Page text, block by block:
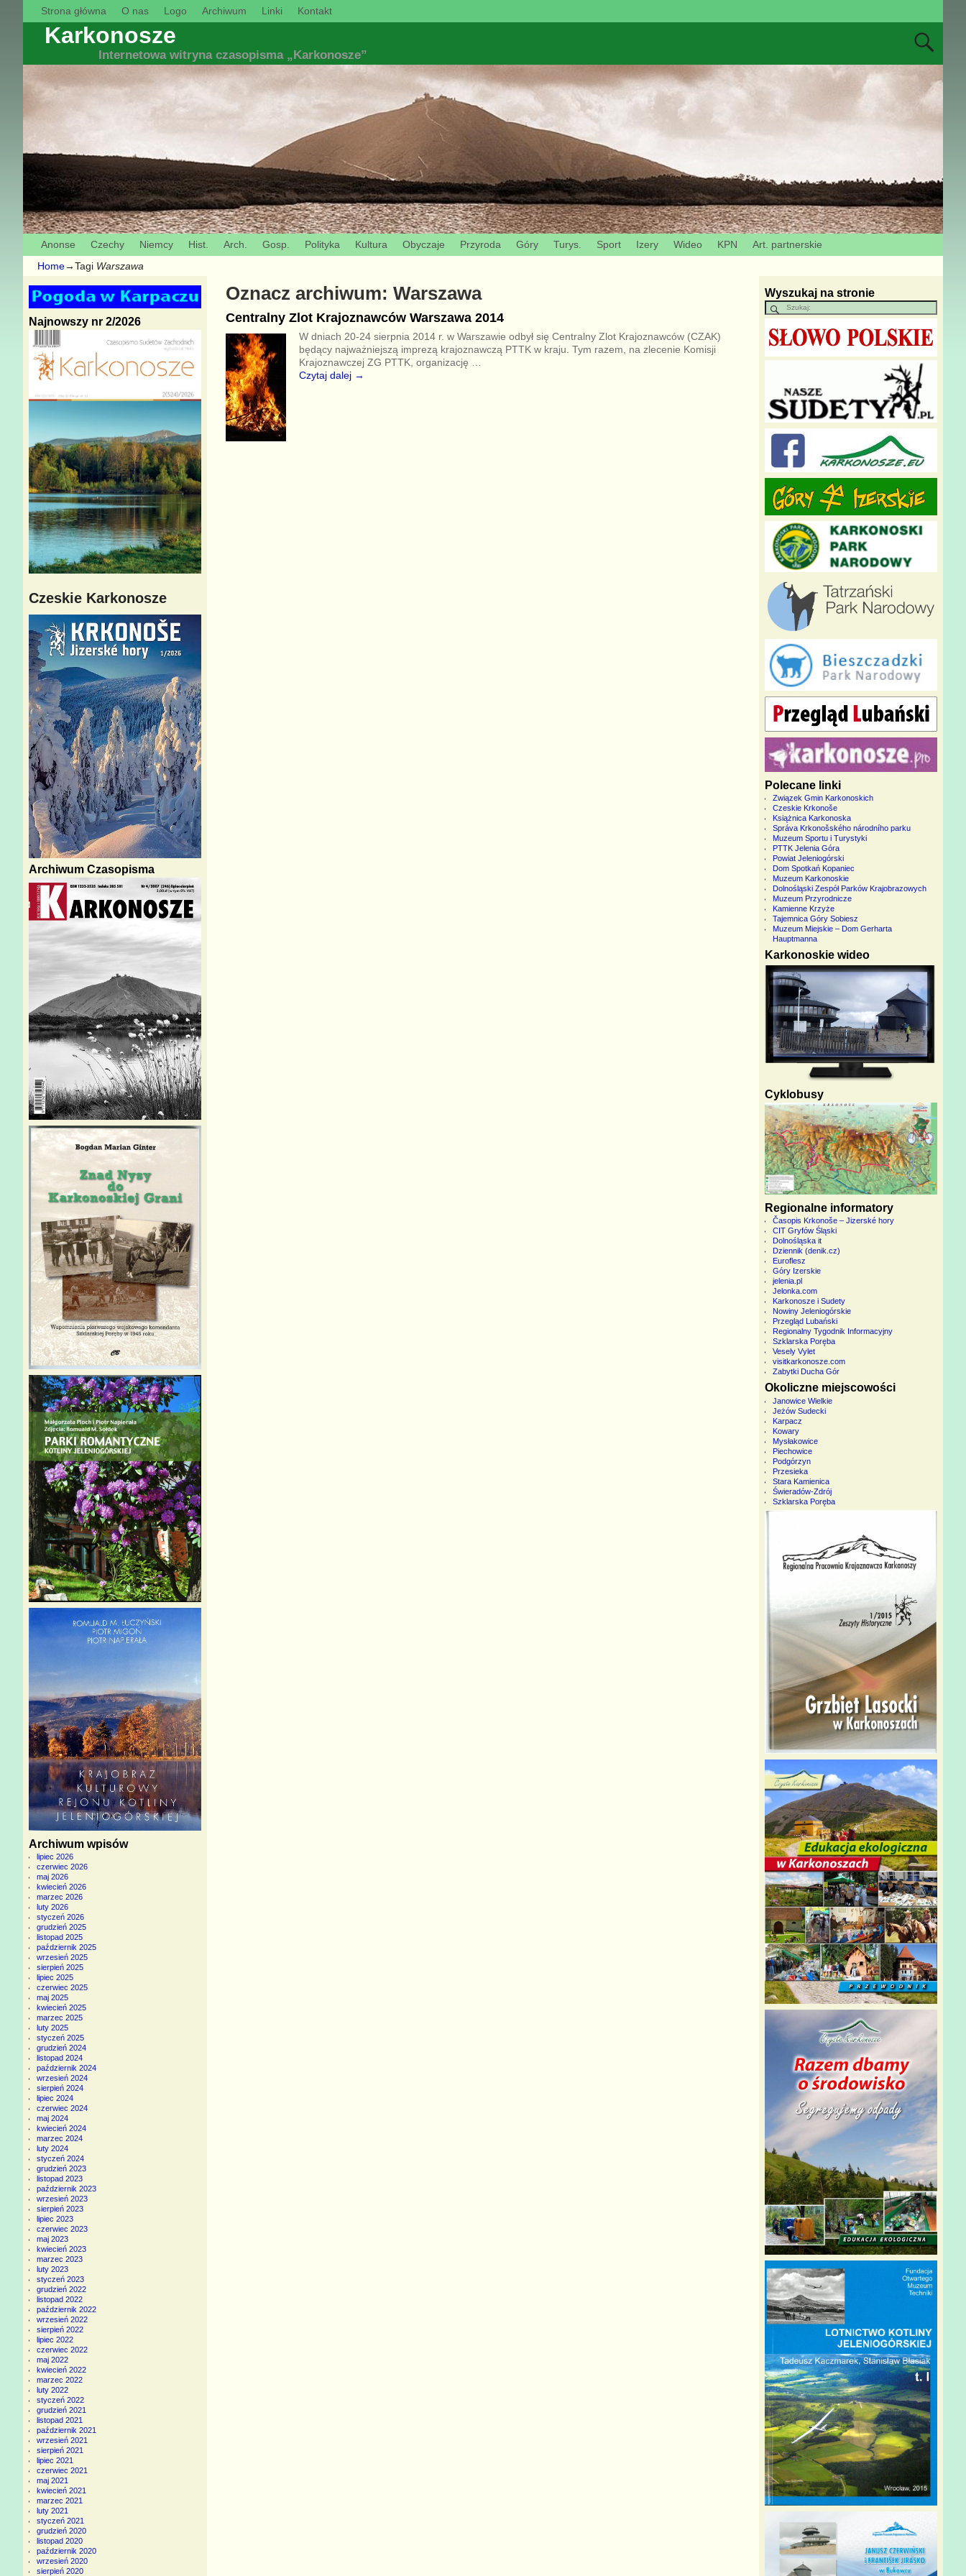
Strona główna O nas Logo Archiwum Linki Kontakt
Karkonosze
Internetowa witryna czasopisma „Karkonosze”
Anonse Czechy Niemcy Hist. Arch. Gosp. Polityka Kultura Obyczaje Przyroda Góry Turys. Sport Izery Wideo KPN
Art. partnerskie
Home→Tagi Warszawa
Oznacz archiwum: Warszawa
Centralny Zlot Krajoznawców Warszawa 2014
W dniach 20-24 sierpnia 2014 r. w Warszawie odbył się Centralny Zlot Krajoznawców (CZAK)
będący najważniejszą imprezą krajoznawczą PTTK w kraju. Tym razem, na zlecenie Komisji
Krajoznawczej ZG PTTK, organizację
Czytaj dalej →
Najnowszy nr 2/2026
Czeskie Karkonosze
Archiwum Czasopisma
Archiwum wpisów
lipiec 2026
czerwiec 2026
maj 2026
kwiecień 2026
marzec 2026
luty 2026
styczeń 2026
grudzień 2025
listopad 2025
październik 2025
wrzesień 2025
sierpień 2025
lipiec 2025
czerwiec 2025
maj 2025
kwiecień 2025
marzec 2025
luty 2025
styczeń 2025
grudzień 2024
listopad 2024
październik 2024
wrzesień 2024
sierpień 2024
lipiec 2024
czerwiec 2024
maj 2024
kwiecień 2024
marzec 2024
luty 2024
styczeń 2024
grudzień 2023
listopad 2023
październik 2023
wrzesień 2023
sierpień 2023
lipiec 2023
czerwiec 2023
maj 2023
kwiecień 2023
marzec 2023
luty 2023
styczeń 2023
grudzień 2022
listopad 2022
październik 2022
wrzesień 2022
sierpień 2022
lipiec 2022
czerwiec 2022
maj 2022
kwiecień 2022
marzec 2022
luty 2022
styczeń 2022
grudzień 2021
listopad 2021
październik 2021
wrzesień 2021
sierpień 2021
lipiec 2021
czerwiec 2021
maj 2021
kwiecień 2021
marzec 2021
luty 2021
styczeń 2021
grudzień 2020
listopad 2020
październik 2020
wrzesień 2020
sierpień 2020
Wyszukaj na stronie
Polecane linki
Związek Gmin Karkonoskich
Czeskie Krkonoše
Książnica Karkonoska
Správa Krkonošského národního parku
Muzeum Sportu i Turystyki
PTTK Jelenia Góra
Powiat Jeleniogórski
Dom Spotkań Kopaniec
Muzeum Karkonoskie
Dolnośląski Zespół Parków Krajobrazowych
Muzeum Przyrodnicze
Kamienne Krzyże
Tajemnica Góry Sobiesz
Muzeum Miejskie – Dom Gerharta
Hauptmanna
Karkonoskie wideo
Cyklobusy
Regionalne informatory
Časopis Krkonoše – Jizerské hory
CIT Gryfów Śląski
Dolnośląska it
Dziennik (denik.cz)
Euroflesz
Góry Izerskie
jelenia.pl
Jelonka.com
Karkonosze i Sudety
Nowiny Jeleniogórskie
Przegląd Lubański
Regionalny Tygodnik Informacyjny
Szklarska Poręba
Vesely Vylet
visitkarkonosze.com
Zabytki Ducha Gór
Okoliczne miejscowości
Janowice Wielkie
Jeżów Sudecki
Karpacz
Kowary
Mysłakowice
Piechowice
Podgórzyn
Przesieka
Stara Kamienica
Świeradów-Zdrój
Szklarska Poręba